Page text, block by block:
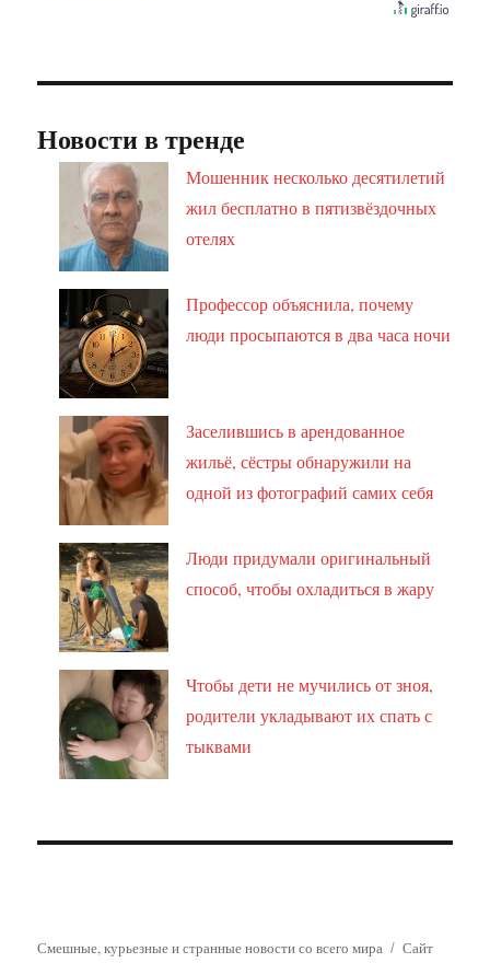
Новости в тренде
Мошенник несколько десятилетий
жил бесплатно в пятизвёздочных
отелях
Профессор объяснила, почему
люди просыпаются в два часа ночи
Заселившись в арендованное
жильё, сёстры обнаружили на
одной из фотографий самих себя
Люди придумали оригинальный
способ, чтобы охладиться в жару
Чтобы дети не мучились от зноя,
родители укладывают их спать с
тыквами
Смешные, курьезные и странные новости со всего мира
Сайт